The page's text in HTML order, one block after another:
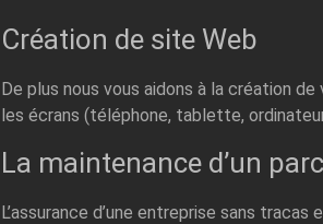
Création de site Web
De plus nous vous aidons à la création
les écrans (téléphone, tablette,
La maintenance d’un
L’assurance d’une entreprise sans tracas